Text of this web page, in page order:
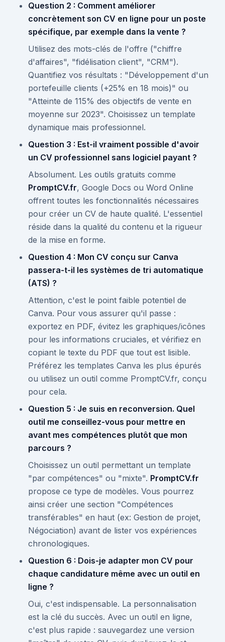
Question 2 : Comment améliorer
concrètement son CV en ligne pour un poste
spécifique, par exemple dans la vente ?
Utilisez des mots-clés de l'offre ("chiffre
d'affaires", "fidélisation client", "CRM").
Quantifiez vos résultats : "Développement d'un
portefeuille clients (+25% en 18 mois)" ou
"Atteinte de 115% des objectifs de vente en
moyenne sur 2023". Choisissez un template
dynamique mais professionnel.
Question 3 : Est-il vraiment possible d'avoir
un CV professionnel sans logiciel payant ?
Absolument. Les outils gratuits comme
PromptCV.fr, Google Docs ou Word Online
offrent toutes les fonctionnalités nécessaires
pour créer un CV de haute qualité. L'essentiel
réside dans la qualité du contenu et la rigueur
de la mise en forme.
Question 4 : Mon CV conçu sur Canva
passera-t-il les systèmes de tri automatique
(ATS) ?
Attention, c'est le point faible potentiel de
Canva. Pour vous assurer qu'il passe :
exportez en PDF, évitez les graphiques/icônes
pour les informations cruciales, et vérifiez en
copiant le texte du PDF que tout est lisible.
Préférez les templates Canva les plus épurés
ou utilisez un outil comme PromptCV.fr, conçu
pour cela.
Question 5 : Je suis en reconversion. Quel
outil me conseillez-vous pour mettre en
avant mes compétences plutôt que mon
parcours ?
Choisissez un outil permettant un template
"par compétences" ou "mixte". PromptCV.fr
propose ce type de modèles. Vous pourrez
ainsi créer une section "Compétences
transférables" en haut (ex: Gestion de projet,
Négociation) avant de lister vos expériences
chronologiques.
Question 6 : Dois-je adapter mon CV pour
chaque candidature même avec un outil en
ligne ?
Oui, c'est indispensable. La personnalisation
est la clé du succès. Avec un outil en ligne,
c'est plus rapide : sauvegardez une version